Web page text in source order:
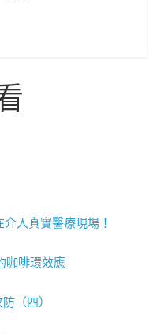
入真實醫療現場！
咖啡環效應
（四）